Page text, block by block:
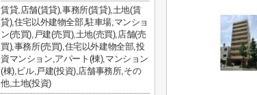
賃貸,店舗(賃貸),事務所(賃貸),土地(賃
貸),住宅以外建物全部,駐車場,マンショ
ン(売買),戸建(売買),土地(売買),店舗(売
買),事務所(売買),住宅以外建物全部,投
資マンション,アパート(棟),マンション
(棟),ビル,戸建(投資),店舗事務所,その
他,土地(投資)